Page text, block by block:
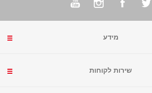
מידע
שירות לקוחות